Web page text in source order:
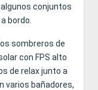
conjuntos
bordo.
sombreros de
con FPS alto
de relax junto a
varios bañadores,